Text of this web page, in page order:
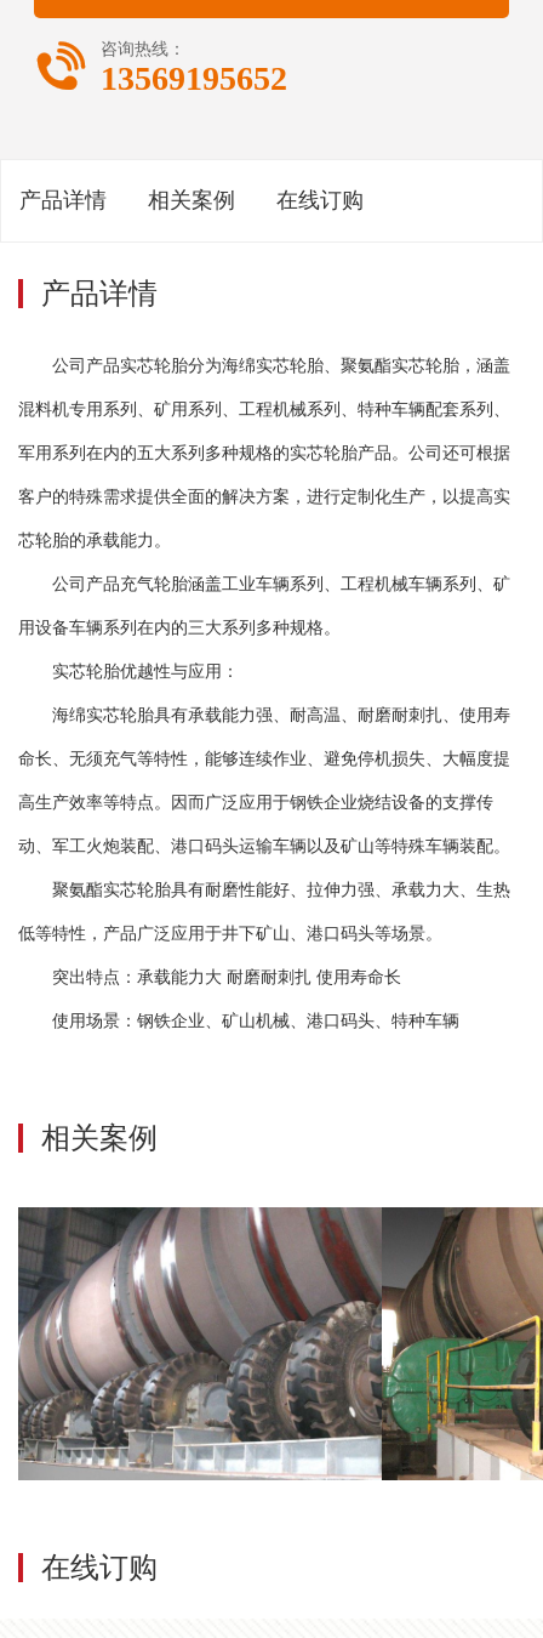
 咨询热线：
13569195652
产品详情 相关案例 在线订购
产品详情
公司产品实芯轮胎分为海绵实芯轮胎、聚氨酯实芯轮胎，涵盖
混料机专用系列、矿用系列、工程机械系列、特种车辆配套系列、
军用系列在内的五大系列多种规格的实芯轮胎产品。公司还可根据
客户的特殊需求提供全面的解决方案，进行定制化生产，以提高实
芯轮胎的承载能力。
公司产品充气轮胎涵盖工业车辆系列、工程机械车辆系列、矿
用设备车辆系列在内的三大系列多种规格。
实芯轮胎优越性与应用：
海绵实芯轮胎具有承载能力强、耐高温、耐磨耐刺扎、使用寿
命长、无须充气等特性，能够连续作业、避免停机损失、大幅度提
高生产效率等特点。因而广泛应用于钢铁企业烧结设备的支撑传
动、军工火炮装配、港口码头运输车辆以及矿山等特殊车辆装配。
聚氨酯实芯轮胎具有耐磨性能好、拉伸力强、承载力大、生热
低等特性，产品广泛应用于井下矿山、港口码头等场景。
突出特点：承载能力大 耐磨耐刺扎 使用寿命长
使用场景：钢铁企业、矿山机械、港口码头、特种车辆
相关案例
在线订购